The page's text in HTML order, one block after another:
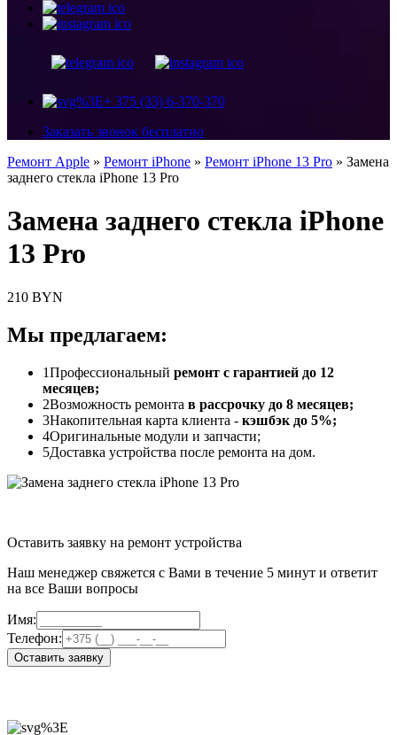
+ 375 (33) 6-370-370
Заказать звонок бесплатно
Ремонт Apple » Ремонт iPhone » Ремонт iPhone 13 Pro » Замена
заднего стекла iPhone 13 Pro
Замена заднего стекла iPhone
13 Pro
210 BYN
Мы предлагаем:
1Профессиональный ремонт с гарантией до 12
месяцев;
2Возможность ремонта в рассрочку до 8 месяцев;
3Накопительная карта клиента - кэшбэк до 5%;
4Оригинальные модули и запчасти;
5Доставка устройства после ремонта на дом.
Оставить заявку на ремонт устройства
Наш менеджер свяжется с Вами в течение 5 минут и ответит
на все Ваши вопросы
Имя:
Телефон:
Оставить заявку